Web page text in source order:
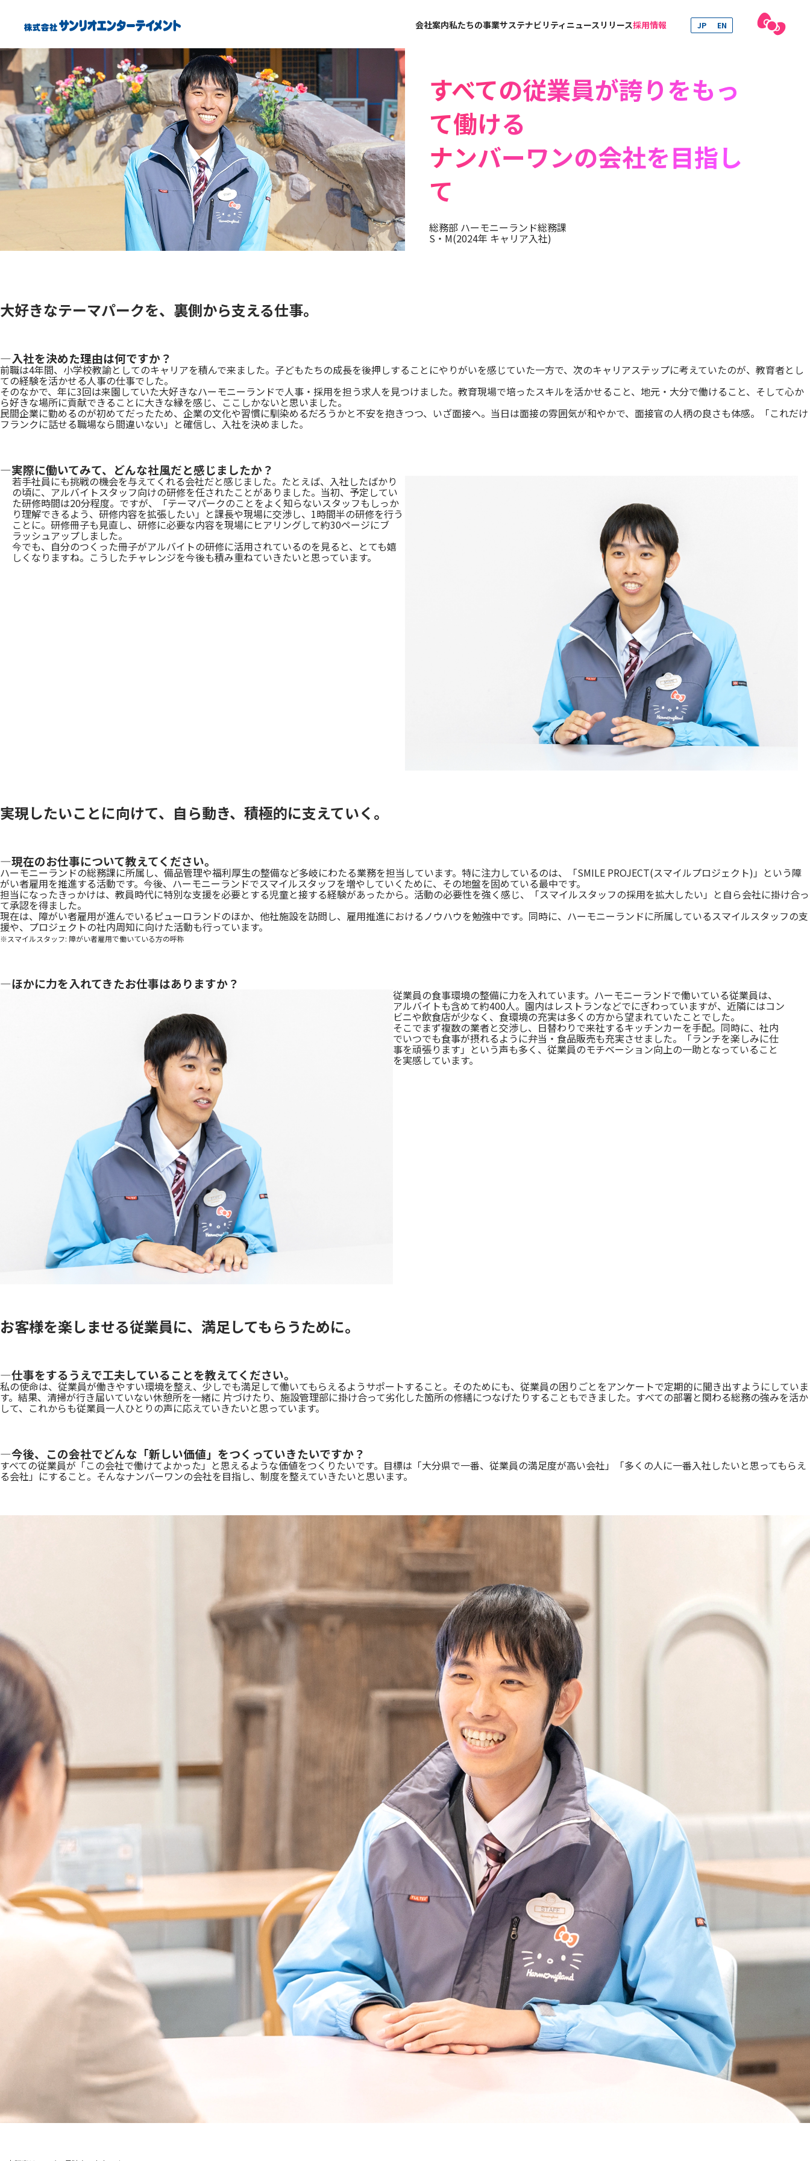
会社案内私たちの事業サステナビリティ ニュースリリース採用情報 JP EN
すべての従業員が誇りをもっ
て働ける
ナンバーワンの会社を目指し
て
総務部 ハーモニーランド総務課
S・M(2024年 キャリア入社)
大好きなテーマパークを、裏側から支える仕事。
―入社を決めた理由は何ですか？
前職は4年間、小学校教諭としてのキャリアを積んで来ました。子どもたちの成長を後押しすることにやりがいを感じていた一方で、次のキャリアステップに考えていたのが、教育者とし
ての経験を活かせる人事の仕事でした。
そのなかで、年に3回は来園していた大好きなハーモニーランドで人事・採用を担う求人を見つけました。教育現場で培ったスキルを活かせること、地元・大分で働けること、そして心か
ら好きな場所に貢献できることに大きな縁を感じ、ここしかないと思いました。
民間企業に勤めるのが初めてだったため、企業の文化や習慣に馴染めるだろうかと不安を抱きつつ、いざ面接へ。当日は面接の雰囲気が和やかで、面接官の人柄の良さも体感。「これだけ
フランクに話せる職場なら間違いない」と確信し、入社を決めました。
―実際に働いてみて、どんな社風だと感じましたか？
若手社員にも挑戦の機会を与えてくれる会社だと感じました。たとえば、入社したばかり
の頃に、アルバイトスタッフ向けの研修を任されたことがありました。当初、予定してい
た研修時間は20分程度。ですが、「テーマパークのことをよく知らないスタッフもしっか
り理解できるよう、研修内容を拡張したい」と課長や現場に交渉し、1時間半の研修を行う
ことに。研修冊子も見直し、研修に必要な内容を現場にヒアリングして約30ページにブ
ラッシュアップしました。
今でも、自分のつくった冊子がアルバイトの研修に活用されているのを見ると、とても嬉
しくなりますね。こうしたチャレンジを今後も積み重ねていきたいと思っています。
実現したいことに向けて、自ら動き、積極的に支えていく。
―現在のお仕事について教えてください。
ハーモニーランドの総務課に所属し、備品管理や福利厚生の整備など多岐にわたる業務を担当しています。特に注力しているのは、「SMILE PROJECT(スマイルプロジェクト)」という障
がい者雇用を推進する活動です。今後、ハーモニーランドでスマイルスタッフを増やしていくために、その地盤を固めている最中です。
担当になったきっかけは、教員時代に特別な支援を必要とする児童と接する経験があったから。活動の必要性を強く感じ、「スマイルスタッフの採用を拡大したい」と自ら会社に掛け合っ
て承認を得ました。
現在は、障がい者雇用が進んでいるピューロランドのほか、他社施設を訪問し、雇用推進におけるノウハウを勉強中です。同時に、ハーモニーランドに所属しているスマイルスタッフの支
援や、プロジェクトの社内周知に向けた活動も行っています。
※スマイルスタッフ: 障がい者雇用で働いている方の呼称
―ほかに力を入れてきたお仕事はありますか？
従業員の食事環境の整備に力を入れています。ハーモニーランドで働いている従業員は、
アルバイトも含めて約400人。園内はレストランなどでにぎわっていますが、近隣にはコン
ビニや飲食店が少なく、食環境の充実は多くの方から望まれていたことでした。
そこでまず複数の業者と交渉し、日替わりで来社するキッチンカーを手配。同時に、社内
でいつでも食事が摂れるように弁当・食品販売も充実させました。「ランチを楽しみに仕
事を頑張ります」という声も多く、従業員のモチベーション向上の一助となっていること
を実感しています。
お客様を楽しませる従業員に、満足してもらうために。
―仕事をするうえで工夫していることを教えてください。
私の使命は、従業員が働きやすい環境を整え、少しでも満足して働いてもらえるようサポートすること。そのためにも、従業員の困りごとをアンケートで定期的に聞き出すようにしていま
す。結果、清掃が行き届いていない休憩所を一緒に 片づけたり、施設管理部に掛け合って劣化した箇所の修繕につなげたりすることもできました。すべての部署と関わる総務の強みを活か
して、これからも従業員一人ひとりの声に応えていきたいと思っています。
―今後、この会社でどんな「新しい価値」をつくっていきたいですか？
すべての従業員が「この会社で働けてよかった」と思えるような価値をつくりたいです。目標は「大分県で一番、従業員の満足度が高い会社」「多くの人に一番入社したいと思ってもらえ
る会社」にすること。そんなナンバーワンの会社を目指し、制度を整えていきたいと思います。